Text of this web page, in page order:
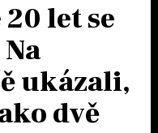
let se
ukázali,
dvě